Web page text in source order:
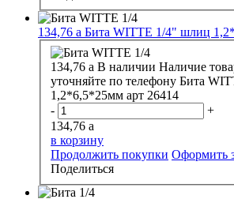
134,76 a Бита WITTE 1/4" шлиц
134,76 a В наличии Наличие
уточняйте по телефону Бита WITTE 1/4"
1,2*6,5*25мм арт 26414
-
+
134,76 a
в корзину
Продолжить покупки Оформить
Поделиться